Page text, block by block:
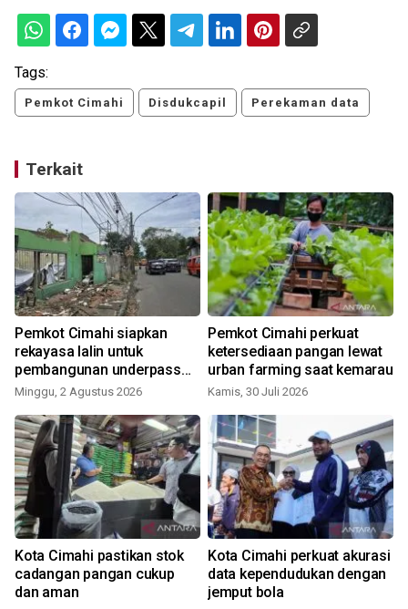
Tags:
Pemkot Cimahi Disdukcapil Perekaman data
Terkait
Pemkot Cimahi siapkan
rekayasa lalin untuk
pembangunan underpass
Gatot Subroto
Minggu, 2 Agustus 2026
Pemkot Cimahi perkuat
ketersediaan pangan lewat
urban farming saat kemarau
Kamis, 30 Juli 2026
Kota Cimahi pastikan stok
cadangan pangan cukup
dan aman
Kota Cimahi perkuat akurasi
data kependudukan dengan
jemput bola